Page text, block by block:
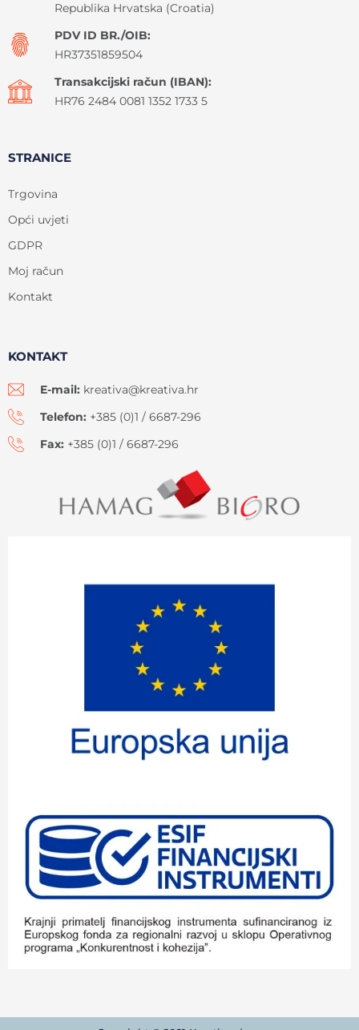
Republika Hrvatska (Croatia)
PDV ID BR./OIB:
HR37351859504
Transakcijski račun (IBAN):
HR76 2484 0081 1352 1733 5
STRANICE
Trgovina
Opći uvjeti
GDPR
Moj račun
Kontakt
KONTAKT
E-mail: kreativa@kreativa.hr
Telefon: +385 (0)1 / 6687-296
Fax: +385 (0)1 / 6687-296